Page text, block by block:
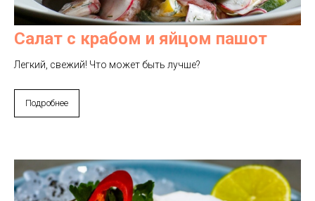
Салат с крабом и яйцом пашот
Легкий, свежий! Что может быть лучше?
Подробнее